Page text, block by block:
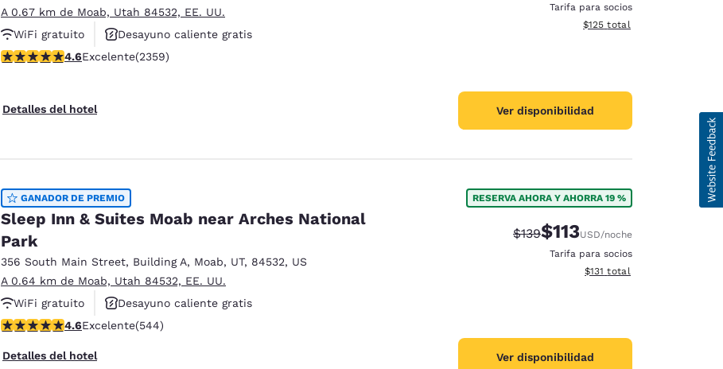
A 0.67 km de Moab, Utah 84532, EE. UU.
WiFi gratuito
Desayuno caliente gratis
Piscina al aire libre
calificación de 4.57 estrellas. Excelente. 2359 reseñas
4.6Excelente(2359)
Detalles del hotel
Tarifa para socios
Ver detalles del total
$125 total
Ver disponibilidad
GANADOR DE PREMIO
Sleep Inn & Suites Moab near Arches National
Park
356 South Main Street, Building A, Moab, UT, 84532, US
A 0.64 km de Moab, Utah 84532, EE. UU.
WiFi gratuito
Desayuno caliente gratis
Piscina al aire libre
calificación de 4.56 estrellas. Excelente. 544 reseñas
4.6Excelente(544)
Detalles del hotel
RESERVA AHORA Y AHORRA 19 %
Precio tachado:
$139Precio con descuento:
$113USD/noche
Tarifa para socios
Ver detalles del total
$131 total
Ver disponibilidad